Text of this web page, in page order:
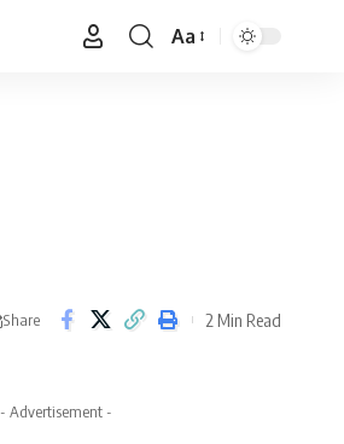
Font
Aa
Share 2 Min Read
- Advertisement -